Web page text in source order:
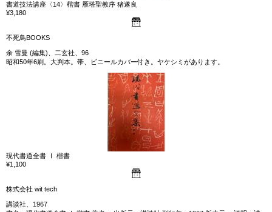
書道技法講座〈14〉楷書 雁塔聖教序 猪遂良
¥3,180
不死鳥BOOKS
余 雪曼 (編集)、二玄社、96
昭和50年6刷。大判本。帯、ビニールカバー付き。ヤケシミがあります。
現代書道全書 Ⅰ 楷書
¥1,100
株式会社 wit tech
講談社、1967